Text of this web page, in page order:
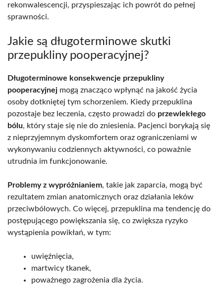
rekonwalescencji, przyspieszając ich powrót do pełnej
sprawności.
Jakie są długoterminowe skutki
przepukliny pooperacyjnej?
Długoterminowe konsekwencje przepukliny
pooperacyjnej mogą znacząco wpłynąć na jakość życia
osoby dotkniętej tym schorzeniem. Kiedy przepuklina
pozostaje bez leczenia, często prowadzi do przewlekłego
bólu, który staje się nie do zniesienia. Pacjenci borykają się
z nieprzyjemnym dyskomfortem oraz ograniczeniami w
wykonywaniu codziennych aktywności, co poważnie
utrudnia im funkcjonowanie.
Problemy z wypróżnianiem, takie jak zaparcia, mogą być
rezultatem zmian anatomicznych oraz działania leków
przeciwbólowych. Co więcej, przepuklina ma tendencję do
postępującego powiększania się, co zwiększa ryzyko
wystąpienia powikłań, w tym:
uwięźnięcia,
martwicy tkanek,
poważnego zagrożenia dla życia.